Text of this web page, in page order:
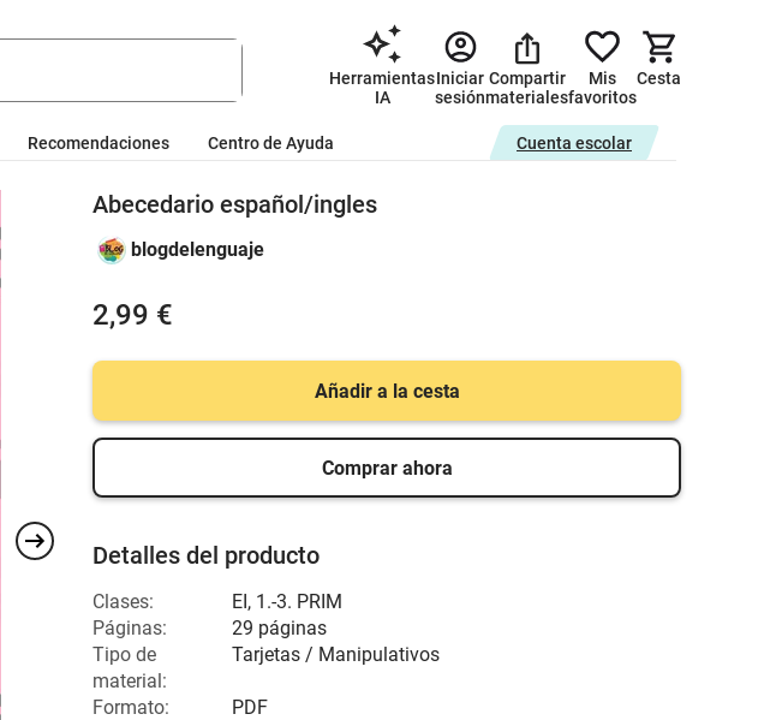
Herramientas
IA
Iniciar
sesión
Compartir
materiales
Mis
favoritos
Cesta
Recomendaciones Centro de Ayuda Cuenta escolar
Abecedario español/ingles
blogdelenguaje
2,99 €
Añadir a la cesta
Comprar ahora
Detalles del producto
Clases: EI, 1.-3. PRIM
Páginas:
29 páginas
Tipo de
material:
Tarjetas / Manipulativos
Formato: PDF